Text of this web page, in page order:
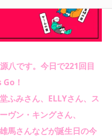
八です。今日で221回目
Go！
ふみさん、 ELLYさん、ス
ヴン・キングさん、
馬さんなどが誕生日の今